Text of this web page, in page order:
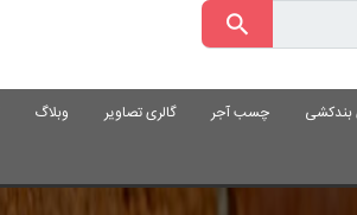
چسب آجر گالری تصاویر وبلاگ